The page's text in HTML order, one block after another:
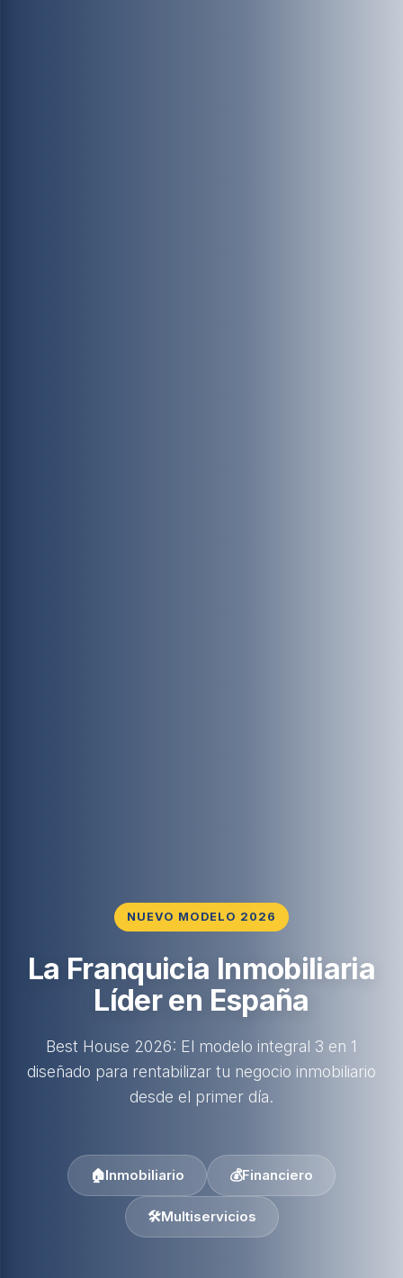
NUEVO MODELO 2026
La Franquicia Inmobiliaria
Líder en España
Best House 2026: El modelo integral 3 en 1
diseñado para rentabilizar tu negocio inmobiliario
desde el primer día.
🏠Inmobiliario 💰Financiero
🛠️Multiservicios